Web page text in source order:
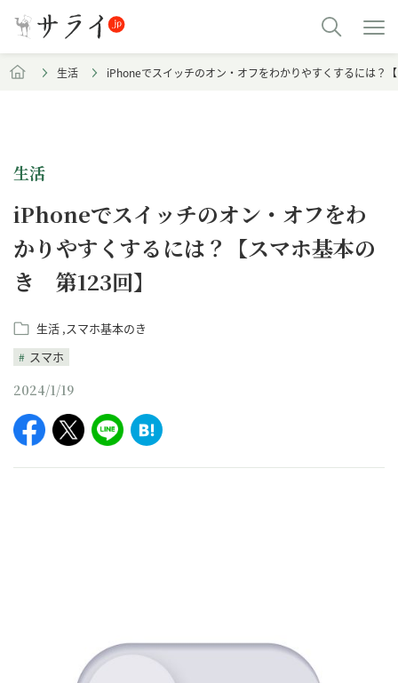
生活 iPhoneでスイッチのオン・オフをわかりやすくするには？
生活
iPhoneでスイッチのオン・オフをわ
かりやすくするには？【スマホ基本の
き 第123回】
生活 スマホ基本のき
スマホ
2024/1/19